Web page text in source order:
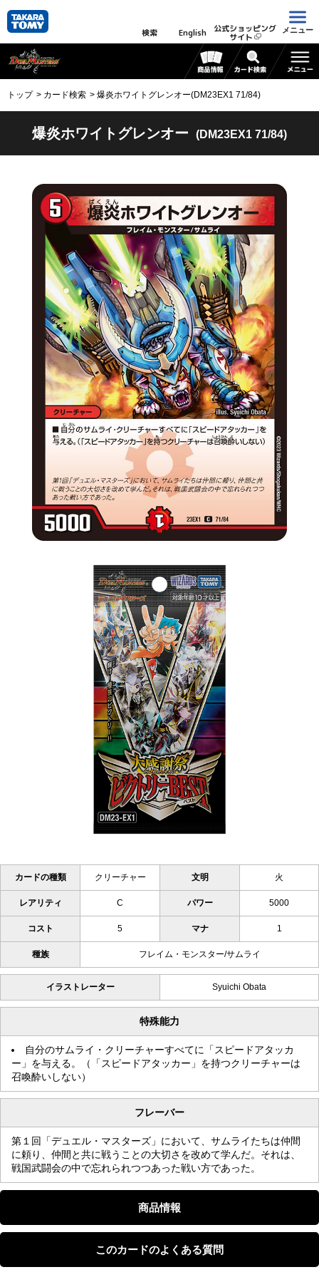
検索 English 公式ショッピング
サイト
メニュー
トップ カード検索 爆炎ホワイトグレンオー(DM23EX1 71/84)
爆炎ホワイトグレンオー (DM23EX1 71/84)
カードの種類 クリーチャー 文明 火
レアリティ C パワー 5000
コスト 5 マナ 1
種族 フレイム・モンスター/サムライ
イラストレーター Syuichi Obata
特殊能力
自分のサムライ・クリーチャーすべてに「スピードアタッカ
ー」を与える。（「スピードアタッカー」を持つクリーチャーは
召喚酔いしない）
フレーバー
第１回「デュエル・マスターズ」において、サムライたちは仲間
に頼り、仲間と共に戦うことの大切さを改めて学んだ。それは、
戦国武闘会の中で忘れられつつあった戦い方であった。
商品情報
このカードのよくある質問